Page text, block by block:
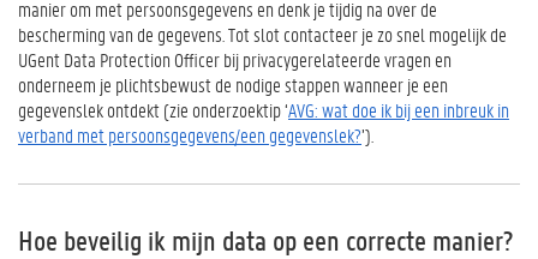
manier om met persoonsgegevens en denk je tijdig na over de
bescherming van de gegevens. Tot slot contacteer je zo snel mogelijk de
UGent Data Protection Officer bij privacygerelateerde vragen en
onderneem je plichtsbewust de nodige stappen wanneer je een
gegevenslek ontdekt (zie onderzoektip ‘AVG: wat doe ik bij een inbreuk in
verband met persoonsgegevens/een gegevenslek?’).
Hoe beveilig ik mijn data op een correcte manier?